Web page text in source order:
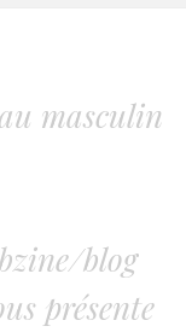
masculin
blog
présente